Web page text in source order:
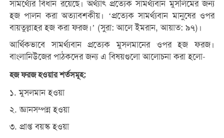
সামর্থ্যের বিধান রয়েছে। অর্থ্যাৎ প্রত্যেক সামর্থ্যবান মুসলিমের জন্য
হজ পালন করা অত্যাবশকীয়। ‘প্রত্যেক সামর্থ্যবান মানুষের ওপর
বায়তুল্লাহর হজ করা ফরজ।’ (সুরা: আলে ইমরান, আয়াত: ৯৭)।
আর্থিকভাবে সামর্থ্যবান প্রত্যেক মুসলমানের ওপর হজ ফরজ।
বাংলানিউজের পাঠকদের জন্য এ বিষয়গুলো আলোচনা করা হলো-
হজ ফরজ হওয়ার শর্তসমূহ:
১. মুসলমান হওয়া
২. জ্ঞানসম্পন্ন হওয়া
৩. প্রাপ্ত বয়স্ক হওয়া